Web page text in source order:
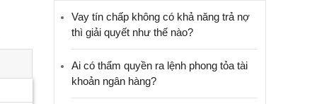
Vay tín chấp không có khả năng trả nợ
thì giải quyết như thế nào?
Ai có thẩm quyền ra lệnh phong tỏa tài
khoản ngân hàng?